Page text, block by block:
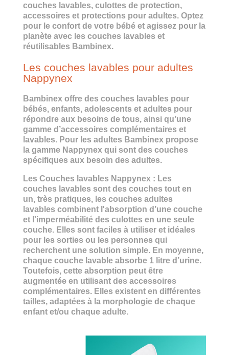
couches lavables, culottes de protection,
accessoires et protections pour adultes. Optez
pour le confort de votre bébé et agissez pour la
planète avec les couches lavables et
réutilisables Bambinex.
Les couches lavables pour adultes
Nappynex
Bambinex offre des couches lavables pour
bébés, enfants, adolescents et adultes pour
répondre aux besoins de tous, ainsi qu’une
gamme d’accessoires complémentaires et
lavables. Pour les adultes Bambinex propose
la gamme Nappynex qui sont des couches
spécifiques aux besoin des adultes.
Les Couches lavables Nappynex : Les
couches lavables sont des couches tout en
un, très pratiques, les couches adultes
lavables combinent l'absorption d’une couche
et l'imperméabilité des culottes en une seule
couche. Elles sont faciles à utiliser et idéales
pour les sorties ou les personnes qui
recherchent une solution simple. En moyenne,
chaque couche lavable absorbe 1 litre d’urine.
Toutefois, cette absorption peut être
augmentée en utilisant des accessoires
complémentaires. Elles existent en différentes
tailles, adaptées à la morphologie de chaque
enfant et/ou chaque adulte.